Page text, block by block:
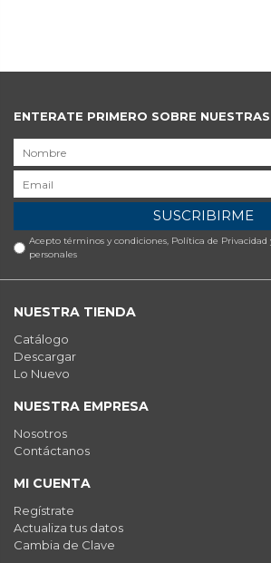
ENTERATE PRIMERO SOBRE
SUSCRIBIRME
Acepto términos y condiciones, Política de
personales
NUESTRA TIENDA
Catálogo
Descargar
Lo Nuevo
NUESTRA EMPRESA
Nosotros
Contáctanos
MI CUENTA
Regístrate
Actualiza tus datos
Cambia de Clave